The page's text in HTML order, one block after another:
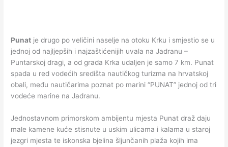
Punat je drugo po veličini naselje na otoku Krku i smjestio se u
jednoj od najljepših i najzaštićenijih uvala na Jadranu –
Puntarskoj dragi, a od grada Krka udaljen je samo 7 km. Punat
spada u red vodećih središta nautičkog turizma na hrvatskoj
obali, među nautičarima poznat po marini “PUNAT” jednoj od tri
vodeće marine na Jadranu.
Jednostavnom primorskom ambijentu mjesta Punat draž daju
male kamene kuće stisnute u uskim ulicama i kalama u staroj
jezgri mjesta te iskonska bjelina šljunčanih plaža kojih ima